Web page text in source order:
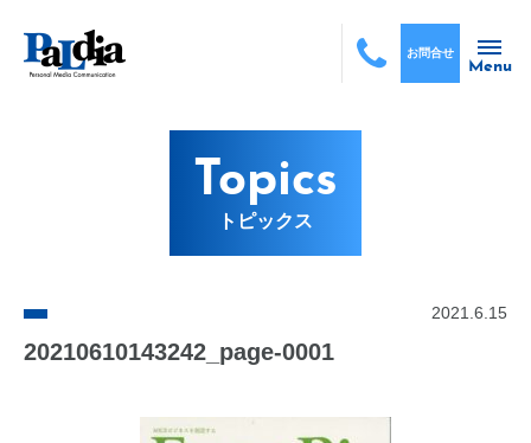
Menu
お問合せ
Topics
トピックス
2021.6.15
20210610143242_page-0001